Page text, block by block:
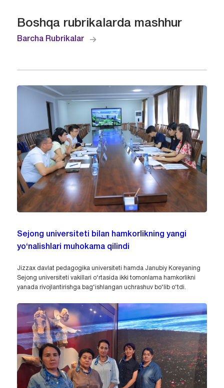
Boshqa rubrikalarda mashhur
Barcha Rubrikalar
Sejong universiteti bilan hamkorlikning yangi
yo‘nalishlari muhokama qilindi
Jizzax davlat pedagogika universiteti hamda Janubiy Koreyaning
Sejong universiteti vakillari o‘rtasida ikki tomonlama hamkorlikni
yanada rivojlantirishga bag‘ishlangan uchrashuv bo‘lib o‘tdi.